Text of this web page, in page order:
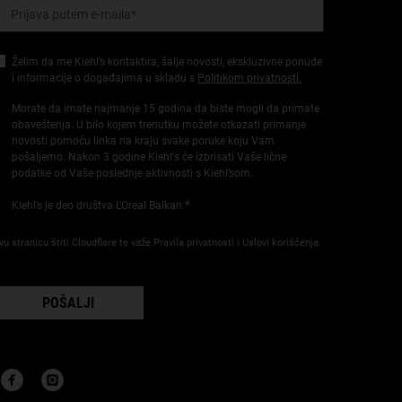
Prijava putem e-maila *
Želim da me Kiehl’s kontaktira, šalje novosti, ekskluzivne ponude
i informacije o događajima u skladu s Politikom privatnosti.
Morate da imate najmanje 15 godina da biste mogli da primate
obaveštenja. U bilo kojem trenutku možete otkazati primanje
novosti pomoću linka na kraju svake poruke koju Vam
pošaljemo. Nakon 3 godine Kiehl's će izbrisati Vaše lične
podatke od Vaše poslednje aktivnosti s Kiehl’som.
Kiehl’s je deo društva L’Oreal Balkan. *
stranicu štiti Cloudflare te važe Pravila privatnosti i Uslovi korišćenja.
POŠALJI